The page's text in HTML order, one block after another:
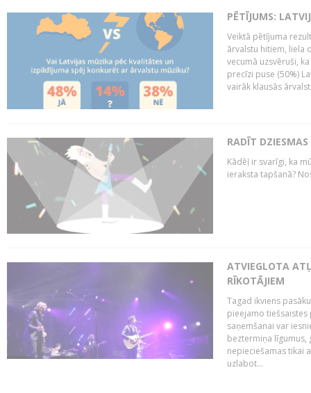
PĒTĪJUMS:
Veiktā pētījuma
ārvalstu hitiem, liela
vecumā uzsvēruši,
precīzi puse (50%)
vairāk klausās
RADĪT
Kādēļ ir svarīgi, ka
ieraksta tapšanā?
ATVIEGLOTA
RĪKOTĀJIEM
Tagad ikviens
pieejamo tiešsaistes
saņemšanai var
beztermiņa līgumus,
nepieciešamas tikai
uzlabot...